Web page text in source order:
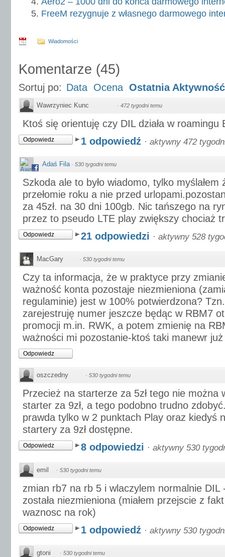
FreeM rezygnuje z własnego darmowego
Wiadomości
Komentarze (45)
Sortuj po: Data Ocena Ostatnia Aktywność
Wawrzyniec Kunc · 472 tygodni temu
Ktoś się orientuję czy DIL działa w roamingu
Odpowiedz 1 odpowiedź · aktywny 472
Adaś Fila · 530 tygodni temu
Szkoda ale to było wiadomo, tylko myślałem
przełomie roku a nie przed
za 45zł. na 30 dni 100gb. Nic tańszego na
przez to pseudo LTE play zwiększy chociaż
Odpowiedz 21 odpowiedzi · aktywny 528
MacGary · 530 tygodni temu
Czy ta informacja, że w praktyce przy
ważność konta pozostaje niezmieniona
regulaminie) jest w 100% potwierdzona?
zarejestruję numer jeszcze będąc w RBM7
promocji m.in. RWK, a potem zmienię na
ważności mi pozostanie-ktoś taki manewr już
Odpowiedz
oszczedny · 530 tygodni temu
Przecież na starterze za 5zł tego nie można
starter za 9zł, a tego podobno trudno
prawda tylko w 2 punktach Play oraz kiedyś
startery za 9zł dostępne.
Odpowiedz 8 odpowiedzi · aktywny 530
emil · 530 tygodni temu
zmian rb7 na rb 5 i wlaczylem normalnie DIL
została niezmieniona (miałem przejscie z
waznosc na rok)
Odpowiedz 1 odpowiedź · aktywny 530
gtoni · 530 tygodni temu